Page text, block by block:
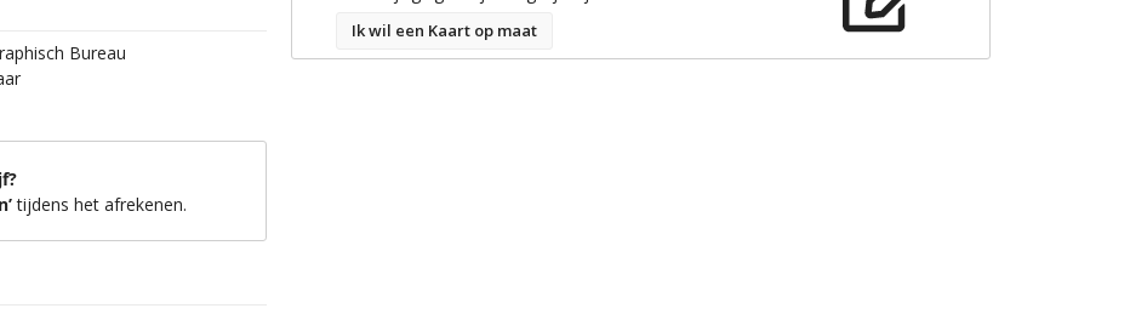
Bureau
tijdens het afrekenen.
Ik wil een Kaart op maat